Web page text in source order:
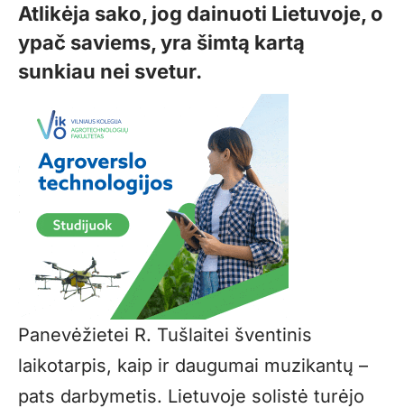
Atlikėja sako, jog dainuoti Lietuvoje, o
ypač saviems, yra šimtą kartą
sunkiau nei svetur.
Panevėžietei R. Tušlaitei šventinis
laikotarpis, kaip ir daugumai muzikantų –
pats darbymetis. Lietuvoje solistė turėjo